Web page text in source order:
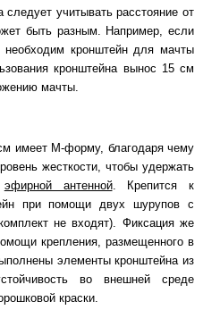
учитывать расстояние от
быть разным. Например, если
кронштейн для мачты
кронштейна вынос 15 см
мачты.
имеет М-форму, благодаря чему
жесткости, чтобы удержать
эфирной антенной. Крепится к
при помощи двух шурупов с
не входят). Фиксация же
крепления, размещенного в
элементы кронштейна из
во внешней среде
краски.